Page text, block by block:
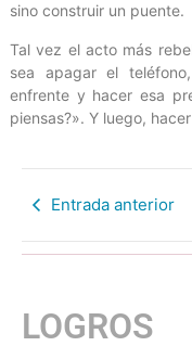
sino construir un puente.
Tal vez el acto más
sea apagar el
enfrente y hacer esa
piensas?». Y luego,
Entrada anterior
LOGROS